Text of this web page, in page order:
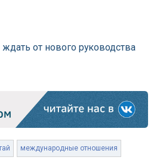
от нового руководства
международные отношения